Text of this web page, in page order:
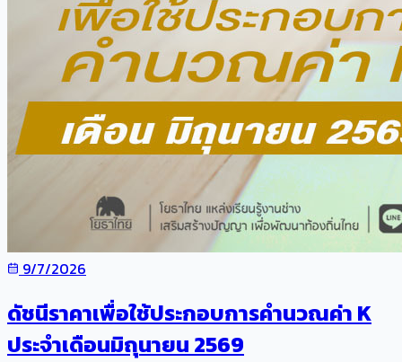
9/7/2026
ดัชนีราคาเพื่อใช้ประกอบการคำนวณค่า K
ประจำเดือนมิถุนายน 2569